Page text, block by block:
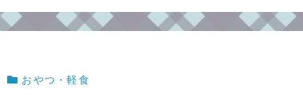
おやつ・軽食